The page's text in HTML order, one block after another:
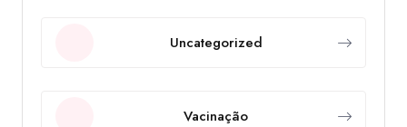
Uncategorized
Vacinação